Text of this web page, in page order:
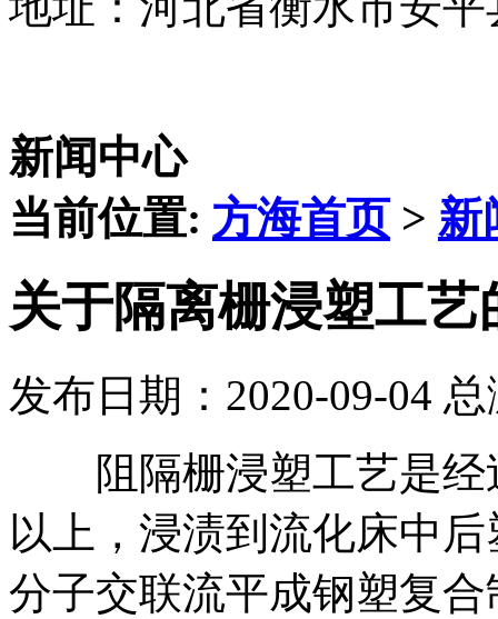
新闻中心
当前位置: 方海首页> 新
关于隔离栅浸塑工艺
发布日期：2020-09-04
阻隔栅浸塑工艺是经
以上，浸渍到流化床中
分子交联流平成钢塑复